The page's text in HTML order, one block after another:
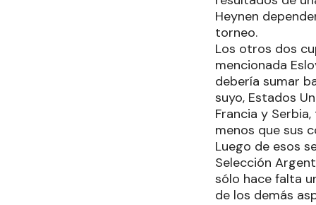
Heynen
torneo.
Los otros dos
mencionada
debería sumar
suyo, Estados
Francia y
menos que sus
Luego de esos
Selección
sólo hace falta
de los demás